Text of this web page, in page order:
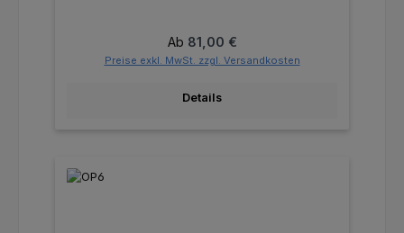
Regulärer Preis:
Ab 81,00 €
Preise exkl. MwSt. zzgl. Versandkosten
Details